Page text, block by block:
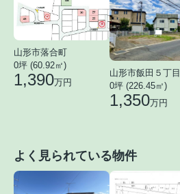
山形市落合町
0坪 (60.92㎡)
1,390万円
山形市飯田５丁目
0坪 (226.45㎡)
1,350万円
よく見られている物件